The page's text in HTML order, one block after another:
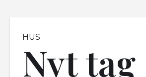
Nyt tag
HUS